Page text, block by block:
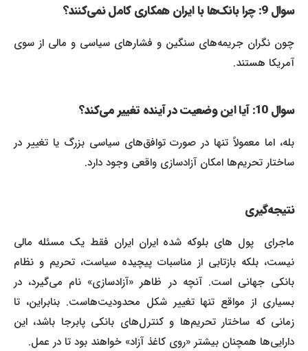
سوال 9: چرا بانک‌ها با ایران همکاری کامل نمی‌کنند؟
چون نگران جریمه‌های سنگین و فشارهای سیاسی و مالی از سوی
آمریکا هستند.
سوال 10: آیا این وضعیت در آینده تغییر می‌کند؟
بله، اما معمولاً تنها در صورت توافق‌های سیاسی بزرگ یا تغییر در
ساختار تحریم‌ها امکان آزادسازی واقعی وجود دارد.
نتیجه‌گیری
ماجرای پول‌ های بلوکه شده ایران ایران فقط یک مسئله مالی
نیست، بلکه بازتابی از مناسبات پیچیده سیاست، تحریم و نظام
بانکی جهانی است. آنچه در ظاهر «آزادسازی» نام می‌گیرد، در
بسیاری از مواقع تنها تغییر شکل محدودیت‌هاست. بنابراین، تا
زمانی که ساختار تحریم‌ها و کنترل‌های بانکی پابرجا باشد، این
دارایی‌ها همچنان بیشتر «روی کاغذ آزاد» خواهند بود تا در عمل.